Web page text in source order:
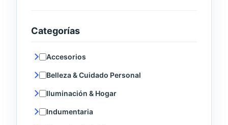
Categorías
Accesorios
Belleza & Cuidado Personal
Iluminación & Hogar
Indumentaria